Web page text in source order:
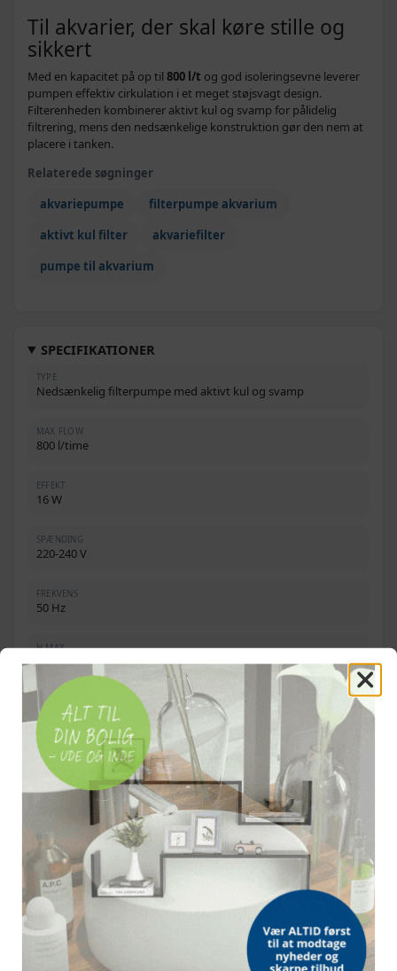
Til akvarier, der skal køre stille og
sikkert
Med en kapacitet på op til 800 l/t og god isoleringsevne leverer
pumpen effektiv cirkulation i et meget støjsvagt design.
Filterenheden kombinerer aktivt kul og svamp for pålidelig
filtrering, mens den nedsænkelige konstruktion gør den nem at
placere i tanken.
Relaterede søgninger
akvariepumpe
filterpumpe akvarium
aktivt kul filter
akvariefilter
pumpe til akvarium
SPECIFIKATIONER
TYPE
Nedsænkelig filterpumpe med aktivt kul og svamp
MAX FLOW
800 l/time
EFFEKT
16 W
SPÆNDING
220-240 V
FREKVENS
50 Hz
H-MAX
1,4 m
MÅL
7,1 × 5,0 × 20,9 cm (L × B × H)
EGNET TIL
Fersk- og saltvand
Støjsvagt design, vandfaste og ikke‑korroderende dele
OFTE STILLEDE SPØRGSMÅL
Kan pumpen bruges i både fersk- og saltvand?